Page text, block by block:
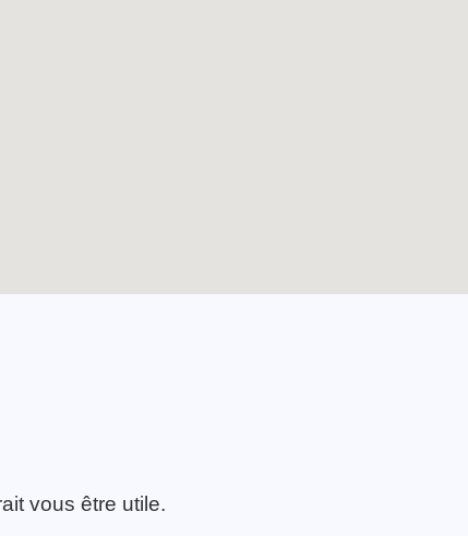
vous être utile.